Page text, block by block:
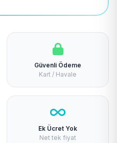
Güvenli Ödeme
Kart / Havale
Ek Ücret Yok
Net tek fiyat